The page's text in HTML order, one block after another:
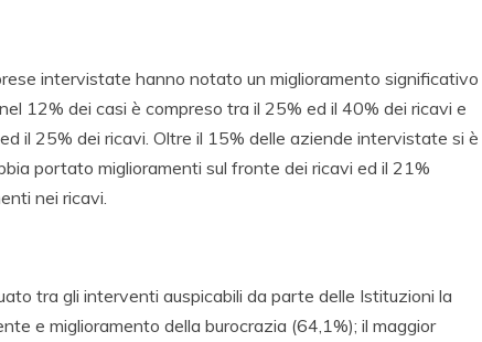
intervistate hanno notato un miglioramento significativo
12% dei casi è compreso tra il 25% ed il 40% dei ricavi e
il 25% dei ricavi. Oltre il 15% delle aziende intervistate si è
portato miglioramenti sul fronte dei ricavi ed il 21%
nei ricavi.
tra gli interventi auspicabili da parte delle Istituzioni la
e miglioramento della burocrazia (64,1%); il maggior